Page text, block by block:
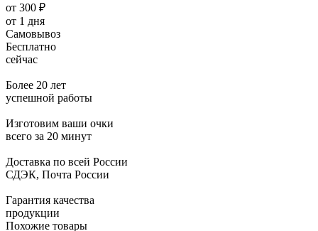
от 300 ₽
от 1 дня
Самовывоз
Бесплатно
сейчас
Более 20 лет
успешной работы
Изготовим ваши очки
всего за 20 минут
Доставка по всей России
СДЭК, Почта России
Гарантия качества
продукции
Похожие товары